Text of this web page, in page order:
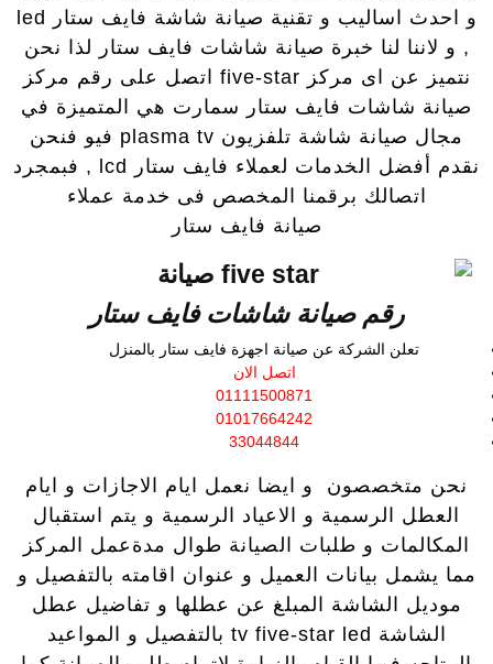
و احدث اساليب و تقنية صيانة شاشة فايف ستار led
, و لاننا لنا خبرة صيانة شاشات فايف ستار لذا نحن
نتميز عن اى مركز five-star اتصل على رقم مركز
صيانة شاشات فايف ستار سمارت هي المتميزة في
مجال صيانة شاشة تلفزيون plasma tv فيو فنحن
نقدم أفضل الخدمات لعملاء فايف ستار lcd , فبمجرد
اتصالك برقمنا المخصص فى خدمة عملاء
صيانة فايف ستار
رقم صيانة شاشات فايف ستار
تعلن الشركة عن صيانة اجهزة فايف ستار بالمنزل
اتصل الان
01111500871
01017664242
33044844
نحن متخصصون و ايضا نعمل ايام الاجازات و ايام
العطل الرسمية و الاعياد الرسمية و يتم استقبال
المكالمات و طلبات الصيانة طوال مدةعمل المركز
مما يشمل بيانات العميل و عنوان اقامته بالتفصيل و
موديل الشاشة المبلغ عن عطلها و تفاضيل عطل
الشاشة tv five-star led بالتفصيل و المواعيد